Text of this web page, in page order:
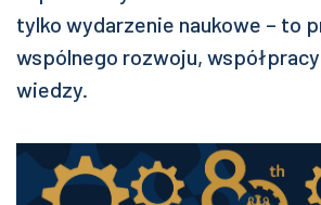
tylko wydarzenie naukowe – to
wspólnego rozwoju,
wiedzy.